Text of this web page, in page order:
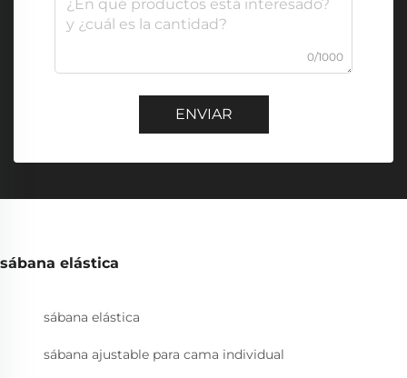
0/1000
ENVIAR
sábana elástica
sábana elástica
sábana ajustable para cama individual